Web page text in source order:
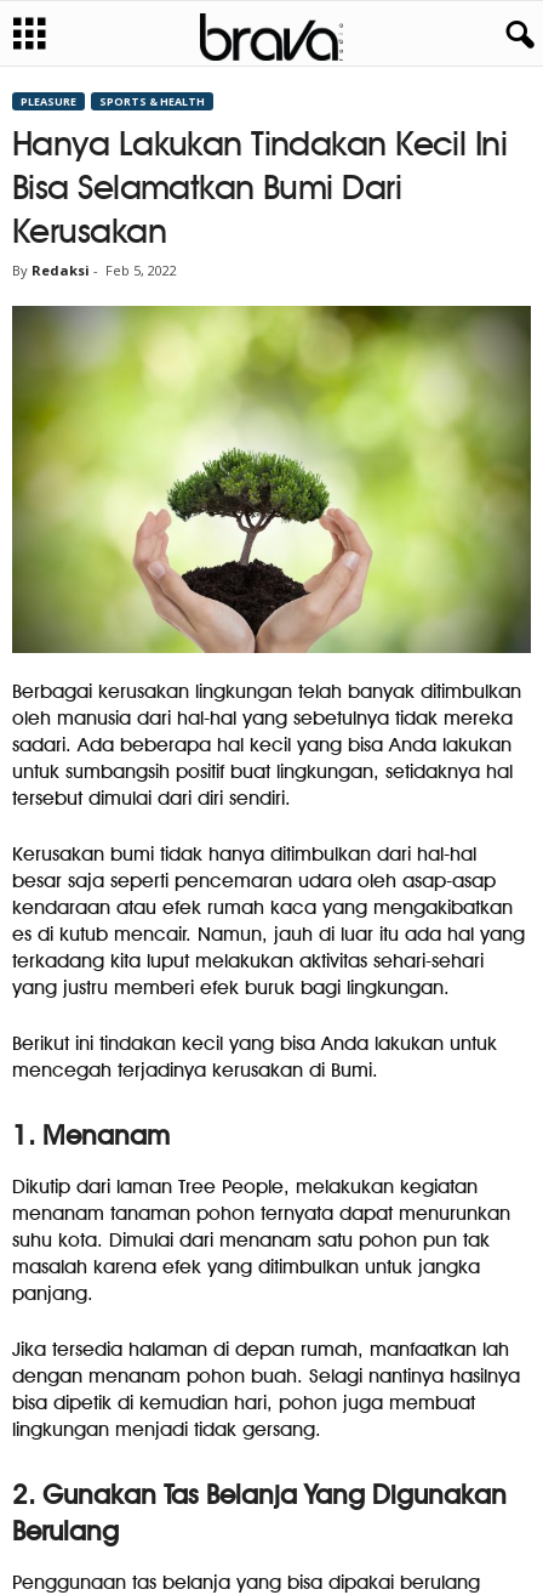
PLEASURE SPORTS & HEALTH
Hanya Lakukan Tindakan Kecil Ini
Bisa Selamatkan Bumi Dari
Kerusakan
By Redaksi - Feb 5, 2022
Berbagai kerusakan lingkungan telah banyak ditimbulkan
oleh manusia dari hal-hal yang sebetulnya tidak mereka
sadari. Ada beberapa hal kecil yang bisa Anda lakukan
untuk sumbangsih positif buat lingkungan, setidaknya hal
tersebut dimulai dari diri sendiri.
Kerusakan bumi tidak hanya ditimbulkan dari hal-hal
besar saja seperti pencemaran udara oleh asap-asap
kendaraan atau efek rumah kaca yang mengakibatkan
es di kutub mencair. Namun, jauh di luar itu ada hal yang
terkadang kita luput melakukan aktivitas sehari-sehari
yang justru memberi efek buruk bagi lingkungan.
Berikut ini tindakan kecil yang bisa Anda lakukan untuk
mencegah terjadinya kerusakan di Bumi.
1. Menanam
Dikutip dari laman Tree People, melakukan kegiatan
menanam tanaman pohon ternyata dapat menurunkan
suhu kota. Dimulai dari menanam satu pohon pun tak
masalah karena efek yang ditimbulkan untuk jangka
panjang.
Jika tersedia halaman di depan rumah, manfaatkan lah
dengan menanam pohon buah. Selagi nantinya hasilnya
bisa dipetik di kemudian hari, pohon juga membuat
lingkungan menjadi tidak gersang.
2. Gunakan Tas Belanja Yang Digunakan
Berulang
Penggunaan tas belanja yang bisa dipakai berulang